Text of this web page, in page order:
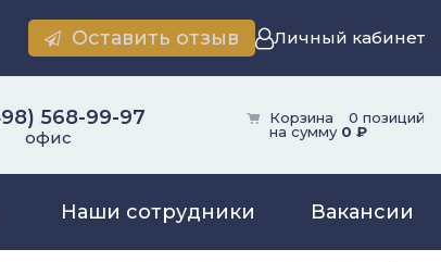
Оставить отзыв Личный кабинет
568-99-97
офис
Корзина
0 позиций
на сумму 0 ₽
Наши сотрудники Вакансии